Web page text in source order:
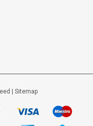
| Sitemap